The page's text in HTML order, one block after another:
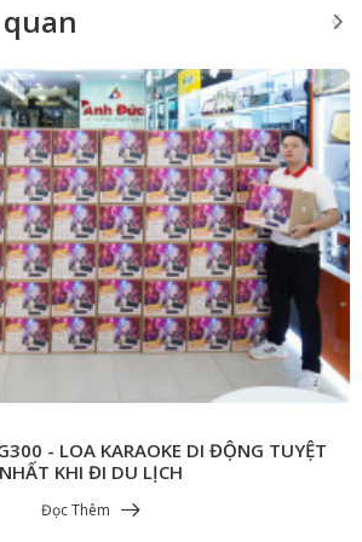
- LOA KARAOKE DI ĐỘNG TUYỆT
NHẤT KHI ĐI DU LỊCH
Đọc Thêm